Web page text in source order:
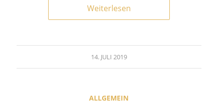
Weiterlesen
14. JULI 2019
ALLGEMEIN